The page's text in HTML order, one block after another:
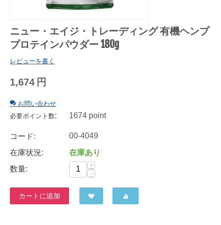
ニュー・エイジ・トレーディング 有機ヘンプ
プロテインパウダー 180g
レビューを書く
1,674 円
お問い合わせ
必要ポイント数: 1674 point
コード:
00-4049
在庫状況:
在庫あり
数量:
+
−
カートに追加